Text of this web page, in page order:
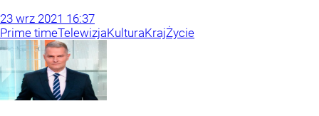
23 wrz 2021 16:37
Prime timeTelewizjaKulturaKrajŻycie